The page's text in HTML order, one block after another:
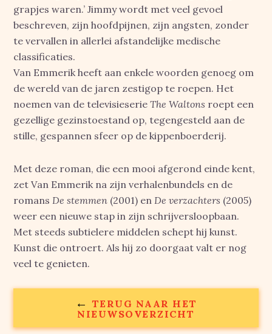
grapjes waren.’ Jimmy wordt met veel gevoel
beschreven, zijn hoofdpijnen, zijn angsten, zonder
te vervallen in allerlei afstandelijke medische
classificaties.
Van Emmerik heeft aan enkele woorden genoeg om
de wereld van de jaren zestigop te roepen. Het
noemen van de televisieserieThe Waltons roept een
gezellige gezinstoestand op, tegengesteld aan de
stille, gespannen sfeer op de kippenboerderij.
Met deze roman, die een mooi afgerond einde kent,
zet Van Emmerik na zijn verhalenbundels en de
romansDe stemmen (2001) enDe verzachters (2005)
weer een nieuwe stap in zijn schrijversloopbaan.
Met steeds subtielere middelen schept hij kunst.
Kunst die ontroert. Als hij zo doorgaat valt er nog
veel te genieten.
← TERUG NAAR HET
NIEUWSOVERZICHT